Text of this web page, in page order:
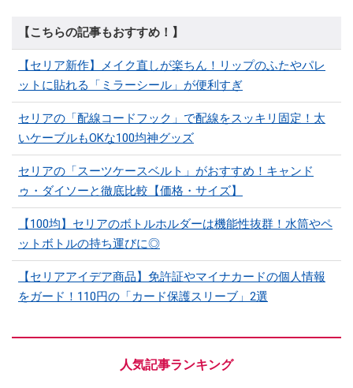
【こちらの記事もおすすめ！】
【セリア新作】メイク直しが楽ちん！リップのふたやパレ
ットに貼れる「ミラーシール」が便利すぎ
セリアの「配線コードフック」で配線をスッキリ固定！太
いケーブルもOKな100均神グッズ
セリアの「スーツケースベルト」がおすすめ！キャンド
ゥ・ダイソーと徹底比較【価格・サイズ】
【100均】セリアのボトルホルダーは機能性抜群！水筒やペ
ットボトルの持ち運びに◎
【セリアアイデア商品】免許証やマイナカードの個人情報
をガード！110円の「カード保護スリーブ」2選